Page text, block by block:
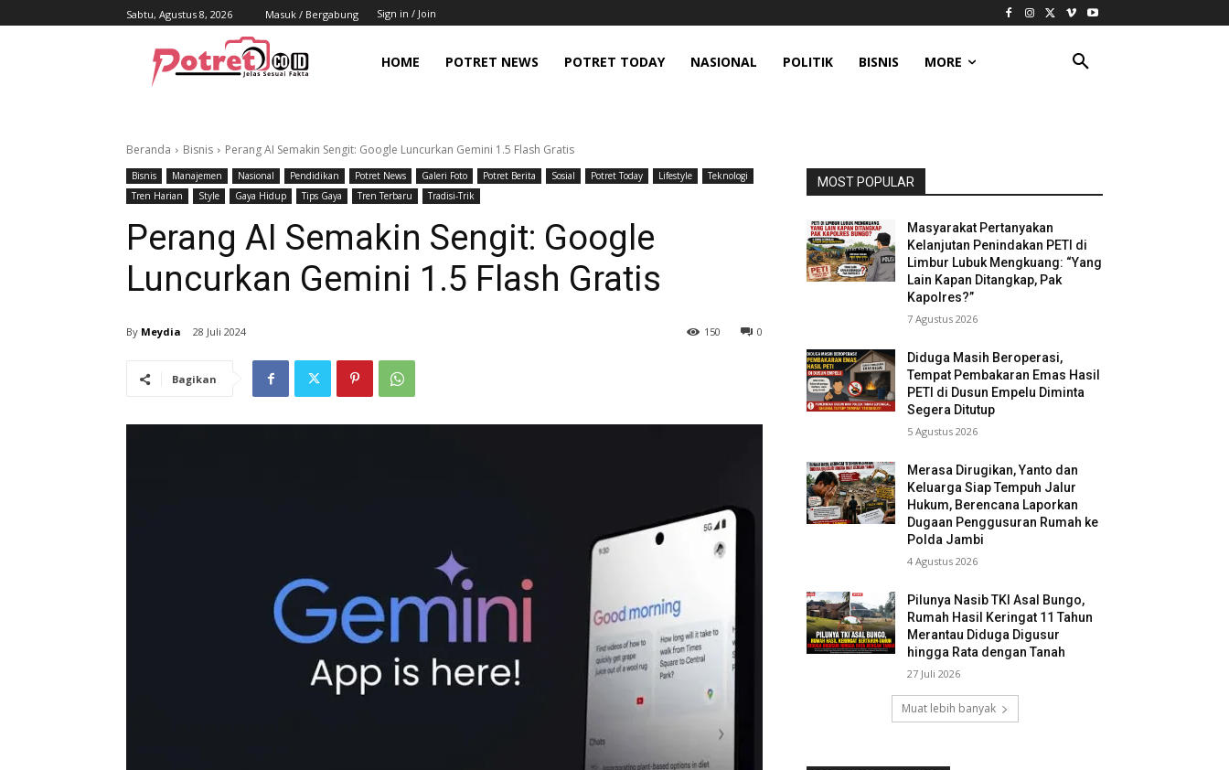
Sabtu, Agustus 8, 2026 Masuk / Bergabung Sign in / Join
HOME POTRET NEWS POTRET TODAY NASIONAL POLITIK BISNIS MORE
Beranda Bisnis Perang AI Semakin Sengit: Google Luncurkan Gemini 1.5 Flash Gratis
Bisnis Manajemen Nasional Pendidikan Potret News Galeri Foto Potret Berita Sosial Potret Today Lifestyle
Teknologi
Tren Harian
Style Gaya Hidup Tips Gaya Tren Terbaru Tradisi-Trik
Perang AI Semakin Sengit: Google
Luncurkan Gemini 1.5 Flash Gratis
By Meydia 28 Juli 2024 0
150
Bagikan
MOST POPULAR
Masyarakat Pertanyakan
Kelanjutan Penindakan PETI di
Limbur Lubuk Mengkuang: “Yang
Lain Kapan Ditangkap, Pak
Kapolres?”
7 Agustus 2026
Diduga Masih Beroperasi,
Tempat Pembakaran Emas Hasil
PETI di Dusun Empelu Diminta
Segera Ditutup
5 Agustus 2026
Merasa Dirugikan, Yanto dan
Keluarga Siap Tempuh Jalur
Hukum, Berencana Laporkan
Dugaan Penggusuran Rumah ke
Polda Jambi
4 Agustus 2026
Pilunya Nasib TKI Asal Bungo,
Rumah Hasil Keringat 11 Tahun
Merantau Diduga Digusur
hingga Rata dengan Tanah
27 Juli 2026
Muat lebih banyak